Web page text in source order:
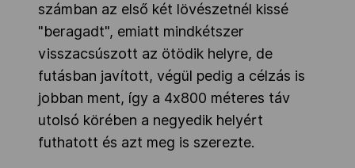
számban az első két lövészetnél kissé
"beragadt", emiatt mindkétszer
visszacsúszott az ötödik helyre, de
futásban javított, végül pedig a célzás is
jobban ment, így a 4x800 méteres táv
utolsó körében a negyedik helyért
futhatott és azt meg is szerezte.